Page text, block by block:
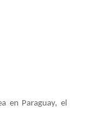
en Paraguay, el